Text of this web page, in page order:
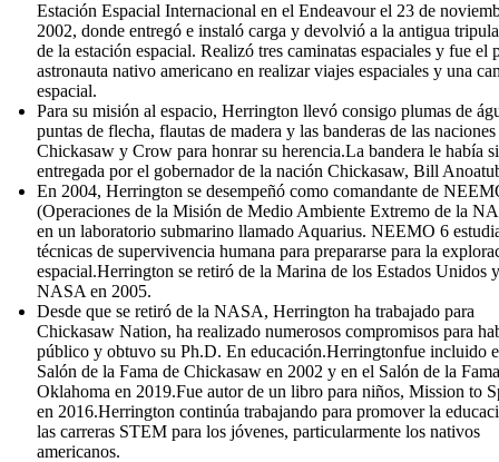
Estación Espacial Internacional en el Endeavour el 23 de
2002, donde entregó e instaló carga y devolvió a la antigua
de la estación espacial. Realizó tres caminatas espaciales y fue el
astronauta nativo americano en realizar viajes espaciales y una
espacial.
Para su misión al espacio, Herrington llevó consigo plumas de
puntas de flecha, flautas de madera y las banderas de las naciones
Chickasaw y Crow para honrar su herencia.La bandera le había
entregada por el gobernador de la nación Chickasaw, Bill
En 2004, Herrington se desempeñó como comandante de
(Operaciones de la Misión de Medio Ambiente Extremo de la
en un laboratorio submarino llamado Aquarius. NEEMO 6
técnicas de supervivencia humana para prepararse para la
espacial.Herrington se retiró de la Marina de los Estados Unidos
NASA en 2005.
Desde que se retiró de la NASA, Herrington ha trabajado para
Chickasaw Nation, ha realizado numerosos compromisos para
público y obtuvo su Ph.D. En educación.Herringtonfue incluido
Salón de la Fama de Chickasaw en 2002 y en el Salón de la
Oklahoma en 2019.Fue autor de un libro para niños, Mission to
en 2016.Herrington continúa trabajando para promover la
las carreras STEM para los jóvenes, particularmente los nativos
americanos.